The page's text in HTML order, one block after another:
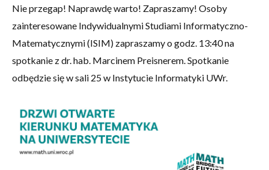
Nie przegap! Naprawdę warto! Zapraszamy! Osoby
zainteresowane Indywidualnymi Studiami Informatyczno-
Matematycznymi (ISIM) zapraszamy o godz. 13:40 na
spotkanie z dr. hab. Marcinem Preisnerem. Spotkanie
odbędzie się w sali 25 w Instytucie Informatyki UWr.